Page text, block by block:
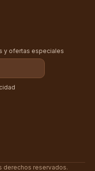
y ofertas especiales
derechos reservados.